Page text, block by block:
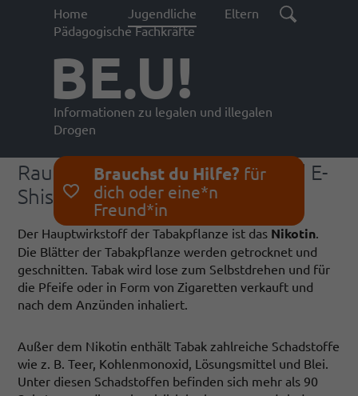
Home Jugendliche
Eltern
Pädagogische Fachkräfte
BE.U!
Informationen zu legalen und illegalen
Drogen
Brauchst du Hilfe? für
dich oder eine*n
Freund*in
Rauchzeichen - von Shishas und E-
Shishas
Der Hauptwirkstoff der Tabakpflanze ist das Nikotin.
Die Blätter der Tabakpflanze werden getrocknet und
geschnitten. Tabak wird lose zum Selbstdrehen und für
die Pfeife oder in Form von Zigaretten verkauft und
nach dem Anzünden inhaliert.
Außer dem Nikotin enthält Tabak zahlreiche Schadstoffe
wie z. B. Teer, Kohlenmonoxid, Lösungsmittel und Blei.
Unter diesen Schadstoffen befinden sich mehr als 90